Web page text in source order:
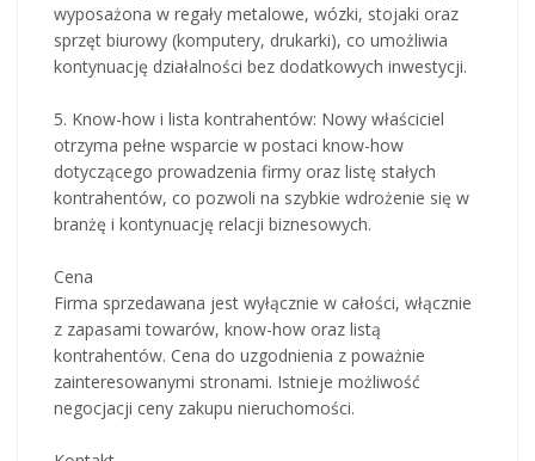
wyposażona w regały metalowe, wózki, stojaki oraz
sprzęt biurowy (komputery, drukarki), co umożliwia
kontynuację działalności bez dodatkowych inwestycji.
5. Know-how i lista kontrahentów: Nowy właściciel
otrzyma pełne wsparcie w postaci know-how
dotyczącego prowadzenia firmy oraz listę stałych
kontrahentów, co pozwoli na szybkie wdrożenie się w
branżę i kontynuację relacji biznesowych.
Cena
Firma sprzedawana jest wyłącznie w całości, włącznie
z zapasami towarów, know-how oraz listą
kontrahentów. Cena do uzgodnienia z poważnie
zainteresowanymi stronami. Istnieje możliwość
negocjacji ceny zakupu nieruchomości.